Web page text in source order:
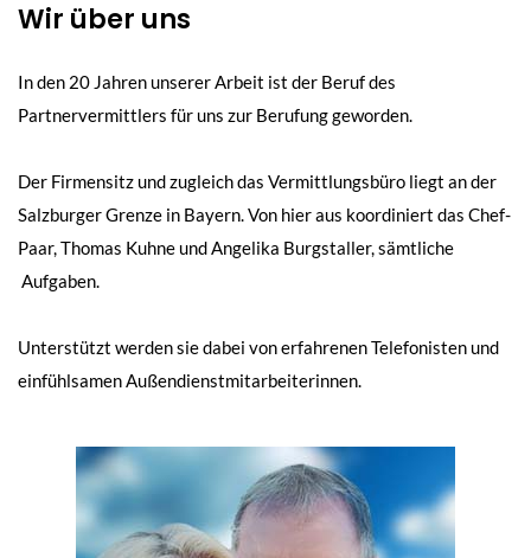
Wir über uns
In den 20 Jahren unserer Arbeit ist der Beruf des
Partnervermittlers für uns zur Berufung geworden.
Der Firmensitz und zugleich das Vermittlungsbüro liegt an der
Salzburger Grenze in Bayern. Von hier aus koordiniert das Chef-
Paar, Thomas Kuhne und Angelika Burgstaller, sämtliche
Aufgaben.
Unterstützt werden sie dabei von erfahrenen Telefonisten und
einfühlsamen Außendienstmitarbeiterinnen.